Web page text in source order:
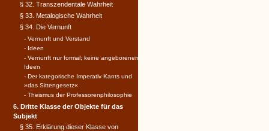
§ 32. Transzendentale Wahrheit
§ 33. Metalogische Wahrheit
§ 34. Die Vernunft
- Vernunft und Verstand
- Ideen
- Vernunft nur formal; keine angeborenen
Ideen
- Der kategorische Imperativ Kants und
»das Sittengesetz«
- Theismus der Professorenphilosophie
6. Dritte Klasse der Objekte für das
Subjekt
§ 35. Erklärung dieser Klasse von